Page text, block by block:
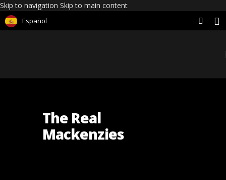
Skip to navigation Skip to main content
Español
The Real
Mackenzies